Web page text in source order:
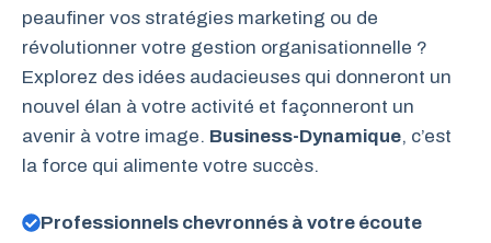
peaufiner vos stratégies marketing ou de
révolutionner votre gestion organisationnelle ?
Explorez des idées audacieuses qui donneront un
nouvel élan à votre activité et façonneront un
avenir à votre image. Business-Dynamique, c’est
la force qui alimente votre succès.
Professionnels chevronnés à votre écoute